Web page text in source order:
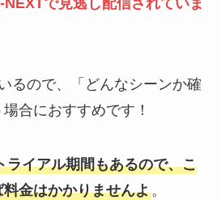
るので、「どんなシーンか確
合におすすめです！
ライアル期間もあるので、こ
金はかかりませんよ。